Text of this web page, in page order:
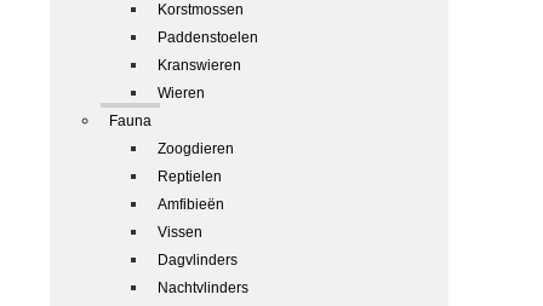
Korstmossen
Paddenstoelen
Kranswieren
Wieren
Fauna
Zoogdieren
Reptielen
Amfibieën
Vissen
Dagvlinders
Nachtvlinders